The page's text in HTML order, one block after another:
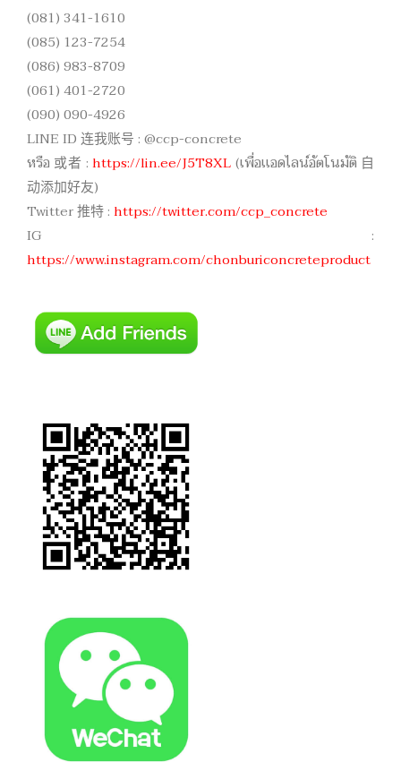
(081) 341-1610
(085) 123-7254
(086) 983-8709
(061) 401-2720
(090) 090-4926
LINE ID 连我账号 : @ccp-concrete
หรือ 或者 :https://lin.ee/J5T8XL(เพื่อเเอดไลน์อัตโนมัติ 自
动添加好友)
Twitter 推特 :https://twitter.com/ccp_concrete
IG :
https://www.instagram.com/chonburiconcreteproduct